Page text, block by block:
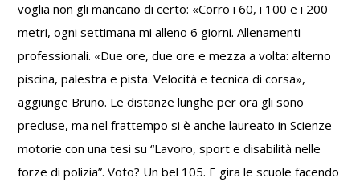
voglia non gli mancano di certo: «Corro i 60, i 100 e i 200
metri, ogni settimana mi alleno 6 giorni. Allenamenti
professionali. «Due ore, due ore e mezza a volta: alterno
piscina, palestra e pista. Velocità e tecnica di corsa»,
aggiunge Bruno. Le distanze lunghe per ora gli sono
precluse, ma nel frattempo si è anche laureato in Scienze
motorie con una tesi su “Lavoro, sport e disabilità nelle
forze di polizia”. Voto? Un bel 105. E gira le scuole facendo